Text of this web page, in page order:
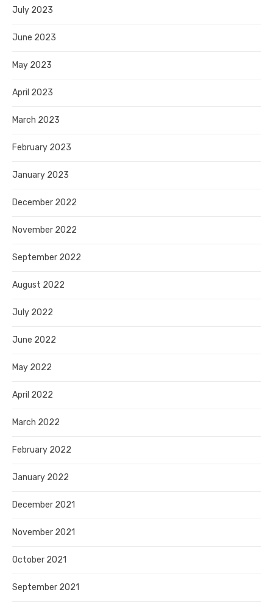
July 2023
June 2023
May 2023
April 2023
March 2023
February 2023
January 2023
December 2022
November 2022
September 2022
August 2022
July 2022
June 2022
May 2022
April 2022
March 2022
February 2022
January 2022
December 2021
November 2021
October 2021
September 2021